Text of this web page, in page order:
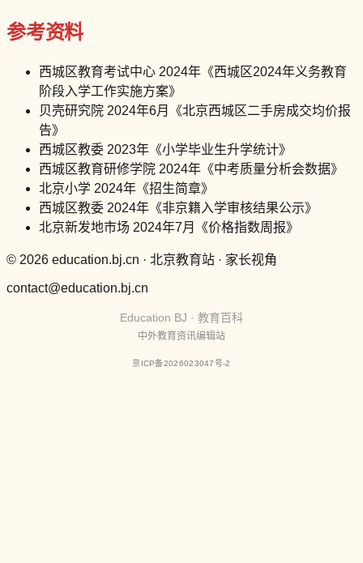
参考资料
西城区教育考试中心 2024年《西城区2024年义务教育
阶段入学工作实施方案》
贝壳研究院 2024年6月《北京西城区二手房成交均价报
告》
西城区教委 2023年《小学毕业生升学统计》
西城区教育研修学院 2024年《中考质量分析会数据》
北京小学 2024年《招生简章》
西城区教委 2024年《非京籍入学审核结果公示》
北京新发地市场 2024年7月《价格指数周报》
© 2026 education.bj.cn · 北京教育站 · 家长视角
contact@education.bj.cn
Education BJ · 教育百科
中外教育资讯编辑站
京ICP备2026023047号-2